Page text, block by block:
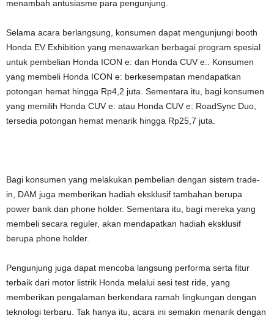
menambah antusiasme para pengunjung.
Selama acara berlangsung, konsumen dapat mengunjungi booth
Honda EV Exhibition yang menawarkan berbagai program spesial
untuk pembelian Honda ICON e: dan Honda CUV e:. Konsumen
yang membeli Honda ICON e: berkesempatan mendapatkan
potongan hemat hingga Rp4,2 juta. Sementara itu, bagi konsumen
yang memilih Honda CUV e: atau Honda CUV e: RoadSync Duo,
tersedia potongan hemat menarik hingga Rp25,7 juta.
Bagi konsumen yang melakukan pembelian dengan sistem trade-
in, DAM juga memberikan hadiah eksklusif tambahan berupa
power bank dan phone holder. Sementara itu, bagi mereka yang
membeli secara reguler, akan mendapatkan hadiah eksklusif
berupa phone holder.
Pengunjung juga dapat mencoba langsung performa serta fitur
terbaik dari motor listrik Honda melalui sesi test ride, yang
memberikan pengalaman berkendara ramah lingkungan dengan
teknologi terbaru. Tak hanya itu, acara ini semakin menarik dengan